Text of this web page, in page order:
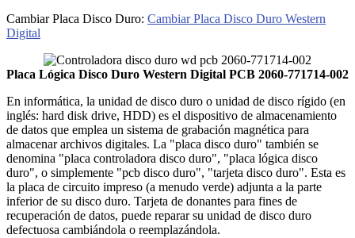
Cambiar Placa Disco Duro: Cambiar Placa Disco Duro Western
Digital
Placa Lógica Disco Duro Western Digital PCB 2060-771714-002
En informática, la unidad de disco duro o unidad de disco rígido (en
inglés: hard disk drive, HDD) es el dispositivo de almacenamiento
de datos que emplea un sistema de grabación magnética para
almacenar archivos digitales. La "placa disco duro" también se
denomina "placa controladora disco duro", "placa lógica disco
duro", o simplemente "pcb disco duro", "tarjeta disco duro". Esta es
la placa de circuito impreso (a menudo verde) adjunta a la parte
inferior de su disco duro. Tarjeta de donantes para fines de
recuperación de datos, puede reparar su unidad de disco duro
defectuosa cambiándola o reemplazándola.